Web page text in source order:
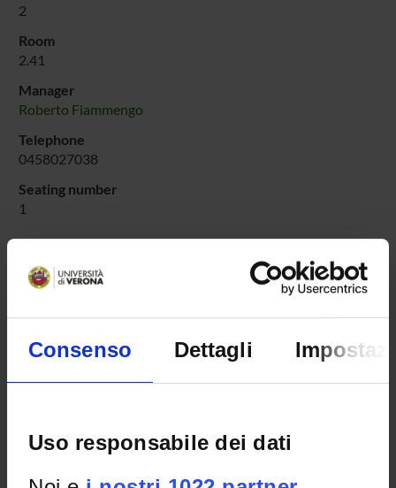
Consenso Dettagli
Uso responsabile dei dati
2
Room
2.41
Manager
Roberto Fiammengo
Telephone
0458027038
Seating number
1